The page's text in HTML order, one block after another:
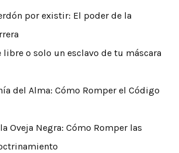
por existir: El poder de la
libre o solo un esclavo de tu máscara
del Alma: Cómo Romper el Código
Oveja Negra: Cómo Romper las